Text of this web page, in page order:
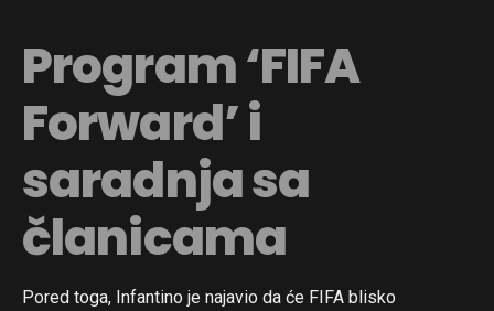
Program ‘FIFA
Forward’ i
saradnja sa
članicama
Pored toga, Infantino je najavio da će FIFA blisko